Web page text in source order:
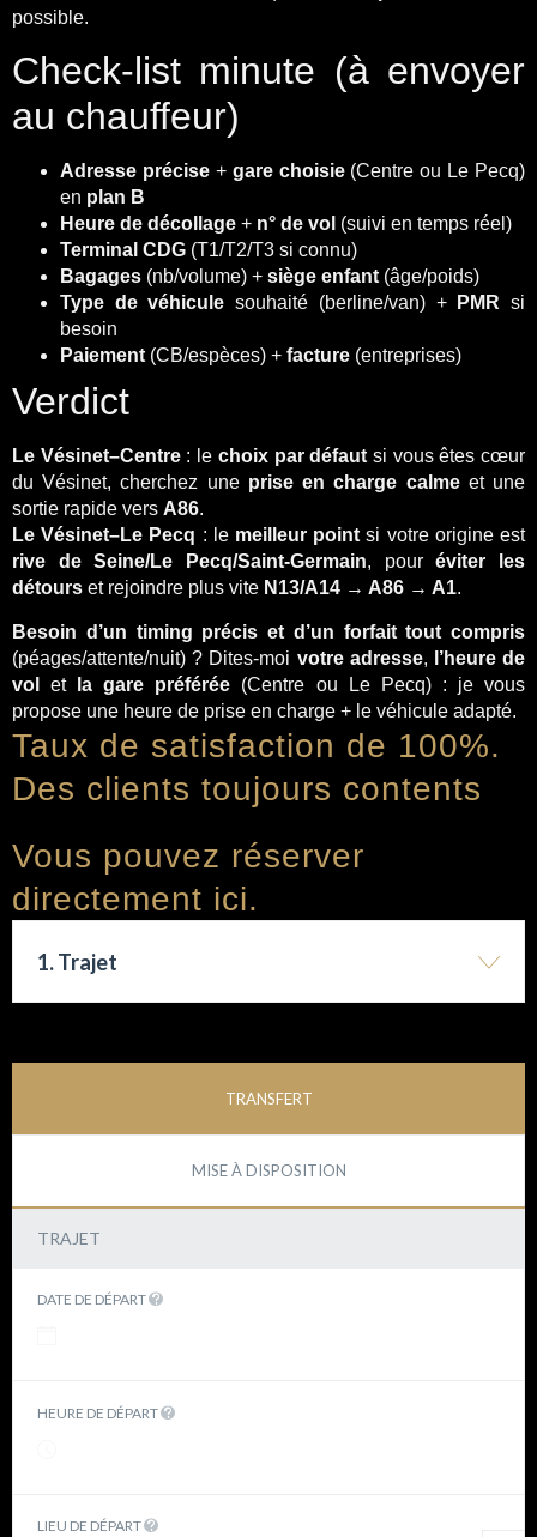
possible.
Check-list minute (à envoyer
au chauffeur)
Adresse précise+ gare choisie(Centre ou Le Pecq)
en plan B
Heure de décollage + n° de vol (suivi en temps réel)
Terminal CDG (T1/T2/T3 si connu)
Bagages (nb/volume) + siège enfant(âge/poids)
Type de véhicule souhaité (berline/van) + PMR si
besoin
Paiement(CB/espèces) + facture (entreprises)
Verdict
Le Vésinet–Centre: le choix par défautsi vous êtes cœur
du Vésinet, cherchez une prise en charge calmeet une
sortie rapide vers A86.
Le Vésinet–Le Pecq : le meilleur pointsi votre origine est
rive de Seine/Le Pecq/Saint-Germain, pouréviter les
détours et rejoindre plus vite N13/A14 → A86 → A1.
Besoin d’un timing précis et d’un forfait tout compris
(péages/attente/nuit) ? Dites-moi votre adresse,
l’heure de
vol
et la gare préférée (Centre ou Le Pecq) : je vous
propose une heure de prise en charge + le véhicule adapté.
Taux de satisfaction de 100%.
Des clients toujours contents
Vous pouvez réserver
directement ici.
1. Trajet
TRANSFERT
MISE À DISPOSITION
TRAJET
DATE DE DÉPART
HEURE DE DÉPART
LIEU DE DÉPART